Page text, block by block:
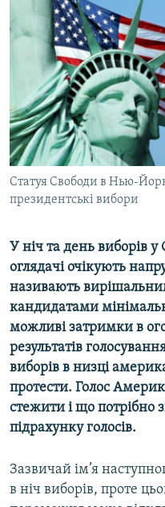
КИТАЙ.ВИКЛИКИ
МУЛЬТИМЕДІА
ФОТО
СПЕЦПРОЄКТИ
ПОДКАСТИ
КРИМ РЕАЛІЇ
РУС
КТАТ
ДОЛУЧАЙСЯ!
Усі сайти RFE/RL
Статуя Свободи в Нью-
президентські вибори
У ніч та день виборів
оглядачі очікують
називають
кандидатами
можливі затримки в
результатів
виборів в низці
протести. Голос
стежити і що потрібно
підрахунку голосів.
Зазвичай ім’я
в ніч виборів, проте